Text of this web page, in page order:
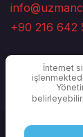
+90 216 642
İnternet